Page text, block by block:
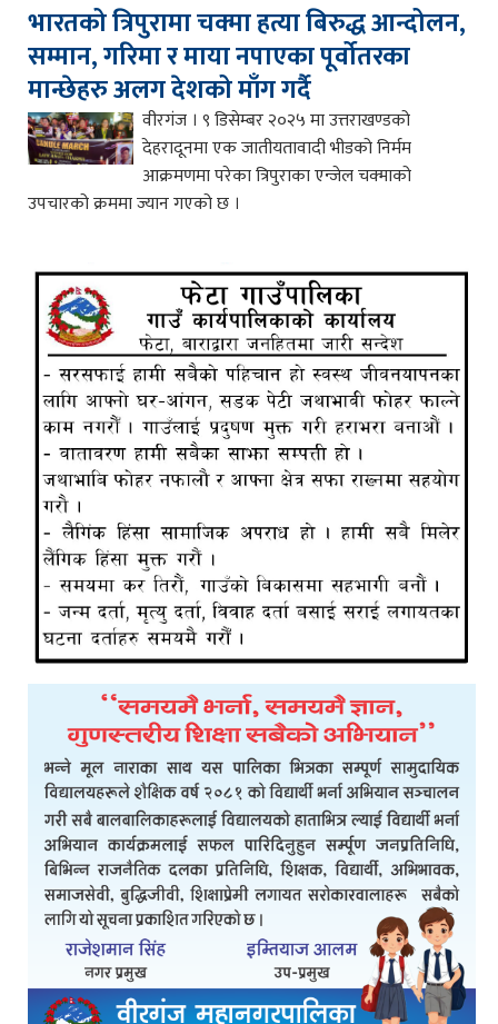
भारतको त्रिपुरामा चक्मा हत्या बिरुद्ध आन्दोलन,
सम्मान, गरिमा र माया नपाएका पूर्वोतरका
मान्छेहरु अलग देशको माँग गर्दै
वीरगंज । ९ डिसेम्बर २०२५ मा उत्तराखण्डको
देहरादूनमा एक जातीयतावादी भीडको निर्मम
आक्रमणमा परेका त्रिपुराका एन्जेल चक्माको
उपचारको क्रममा ज्यान गएको छ ।